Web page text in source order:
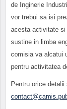
de Inginerie
vor trebui sa isi
acesta activitate si
sustine in limba
comisia va alcatui
pentru activitatea
Pentru orice